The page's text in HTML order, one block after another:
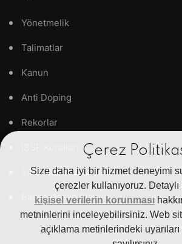
Çerez
Size daha iyi bir hizmet deneyimi
çerezler kullanıyoruz.
kişisel verilerin korunması
metninlerini inceleyebilirsiniz. Web
açıklama metinlerindeki
Yönetmelik
Talimatlar
Kanun
Anti Doping
Rekorlar
Sıkça Sorulan Sorular
Banka Hesap Bilgileri